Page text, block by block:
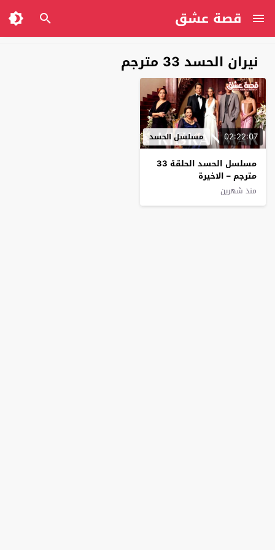
قصة عشق
نيران الحسد 33 مترجم
02:22:07 مسلسل الحسد
مسلسل الحسد الحلقة 33
مترجم – الاخيرة
منذ شهرين